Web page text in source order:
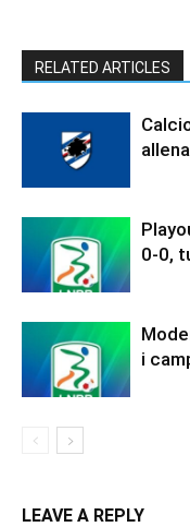
RELATED ARTICLES
0-0,
i
LEAVE A REPLY